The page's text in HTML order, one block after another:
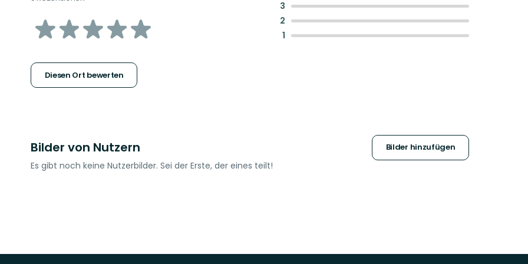
von
Sternen
Diesen Ort bewerten
3
2
1
Bilder von Nutzern Bilder hinzufügen
Es gibt noch keine Nutzerbilder. Sei der Erste, der eines teilt!